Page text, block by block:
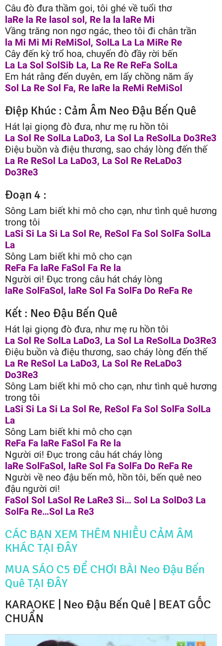
Câu đò đưa thầm goi, tôi ghé về tuổi thơ
laRe la Re lasol sol, Re la la laRe Mi
Vầng trăng non ngơ ngác, theo tôi đi chân trần
la Mi Mi Mi ReMiSol, SolLa La La MiRe Re
Cây đến kỳ trổ hoa, chuyến đò đầy rời bến
La La Sol SolSib La, La Re Re ReFa SolLa
Em hát rằng đến duyên, em lấy chồng năm ấy
Sol La Re Sol Fa, Re laRe la ReMi ReMiSol
Điệp Khúc : Cảm Âm Neo Đậu Bến Quê
Hát lại giọng đò đưa, như mẹ ru hồn tôi
La Sol Re SolLa LaDo3, La Sol La ReSolLa Do3Re3
Điệu buồn và điệu thương, sao cháy lòng đến thế
La Re ReSol La LaDo3, La Sol Re ReLaDo3
Do3Re3
Đoạn 4 :
Sông Lam biết khi mô cho cạn, như tình quê hương
trong tôi
LaSi Si La Si La Sol Re, ReSol Fa Sol SolFa SolLa
La
Sông Lam biết khi mô cho cạn
ReFa Fa laRe FaSol Fa Re la
Người ơi! Đục trong câu hát cháy lòng
laRe SolFaSol, laRe Sol Fa SolFa Do ReFa Re
Kết : Neo Đậu Bến Quê
Hát lại giọng đò đưa, như mẹ ru hồn tôi
La Sol Re SolLa LaDo3, La Sol La ReSolLa Do3Re3
Điệu buồn và điệu thương, sao cháy lòng đến thế
La Re ReSol La LaDo3, La Sol Re ReLaDo3
Do3Re3
Sông Lam biết khi mô cho cạn, như tình quê hương
trong tôi
LaSi Si La Si La Sol Re, ReSol Fa Sol SolFa SolLa
La
Sông Lam biết khi mô cho cạn
ReFa Fa laRe FaSol Fa Re la
Người ơi! Đục trong câu hát cháy lòng
laRe SolFaSol, laRe Sol Fa SolFa Do ReFa Re
Người về neo đậu bến mô, hồn tôi, bến quê neo
đậu người ơi!
FaSol Sol LaSol Re LaRe3 Si… Sol La SolDo3 La
SolFa Re…Sol La Re3
CÁC BẠN XEM THÊM NHIỀU CẢM ÂM
KHÁC TẠI ĐÂY
MUA SÁO C5 ĐỂ CHƠI BÀI Neo Đậu Bến
Quê TẠI ĐÂY
KARAOKE | Neo Đậu Bến Quê | BEAT GỐC
CHUẨN